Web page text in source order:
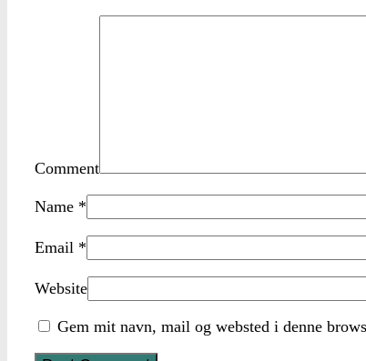
Comment
Name *
Email *
Website
Gem mit navn, mail og websted i denne